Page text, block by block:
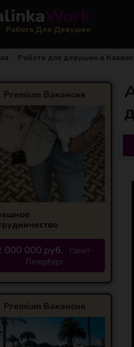
Работа Для Девушек
Работа для девушек в Казани
Premium Вакансия
000 000 руб.
Санкт-
Петербург
Premium Вакансия